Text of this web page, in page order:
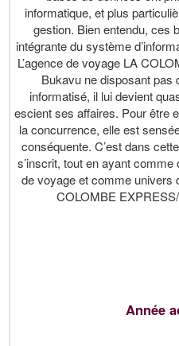
informatique, et plus
gestion. Bien entendu, ces
intégrante du système
L’agence de voyage LA
Bukavu ne disposant pas
informatisé, il lui devient
escient ses affaires. Pour être
la concurrence, elle est
conséquente. C’est dans
s’inscrit, tout en ayant
de voyage et comme univers
COLOMBE
Année